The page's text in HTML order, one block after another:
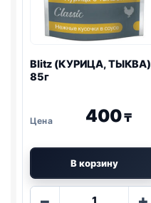
Blitz (КУРИЦА, ТЫКВА)
85г
400₸
В корзину
Количество